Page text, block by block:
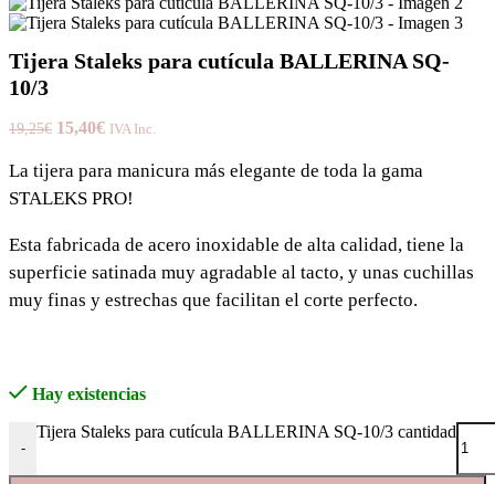
Tijera Staleks para cutícula BALLERINA SQ-
10/3
19,25€ 15,40€ IVA Inc.
La tijera para manicura más elegante de toda la gama
STALEKS PRO!
Esta fabricada de acero inoxidable de alta calidad, tiene la
superficie satinada muy agradable al tacto, y unas cuchillas
muy finas y estrechas que facilitan el corte perfecto.
Hay existencias
-
Tijera Staleks para cutícula BALLERINA SQ-10/3 cantidad